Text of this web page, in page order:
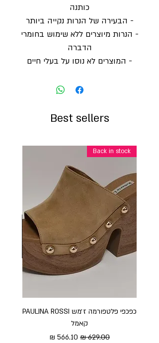
כותנה
- הבעירה של הנרות נקייה ביותר
- הנרות מיוצרים ללא שימוש בחומרי
הדברה
- המוצרים לא נוסו על בעלי חיים
Best sellers
Back in stock
כפכפי פלטפורמה ז׳מש PAULINA ROSSI
קאמל
מחיר רגיל מחיר מבצע